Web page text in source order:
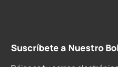
Suscríbete a Nuestro